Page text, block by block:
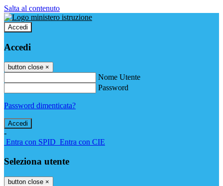
Salta al contenuto
Accedi
Accedi
button close ×
Nome Utente
Password
Password dimenticata?
-
Entra con SPID Entra con CIE
Seleziona utente
button close ×